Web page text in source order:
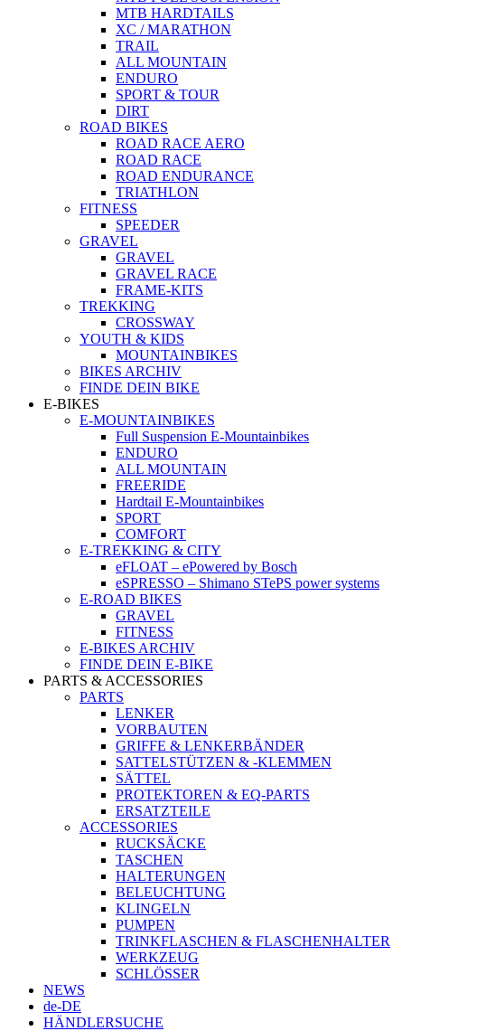
MTB HARDTAILS
XC / MARATHON
TRAIL
ALL MOUNTAIN
ENDURO
SPORT & TOUR
DIRT
ROAD BIKES
ROAD RACE AERO
ROAD RACE
ROAD ENDURANCE
TRIATHLON
FITNESS
SPEEDER
GRAVEL
GRAVEL
GRAVEL RACE
FRAME-KITS
TREKKING
CROSSWAY
YOUTH & KIDS
MOUNTAINBIKES
BIKES ARCHIV
FINDE DEIN BIKE
E-BIKES
E-MOUNTAINBIKES
Full Suspension E-Mountainbikes
ENDURO
ALL MOUNTAIN
FREERIDE
Hardtail E-Mountainbikes
SPORT
COMFORT
E-TREKKING & CITY
eFLOAT – ePowered by Bosch
eSPRESSO – Shimano STePS power systems
E-ROAD BIKES
GRAVEL
FITNESS
E-BIKES ARCHIV
FINDE DEIN E-BIKE
PARTS & ACCESSORIES
PARTS
LENKER
VORBAUTEN
GRIFFE & LENKERBÄNDER
SATTELSTÜTZEN & -KLEMMEN
SÄTTEL
PROTEKTOREN & EQ-PARTS
ERSATZTEILE
ACCESSORIES
RUCKSÄCKE
TASCHEN
HALTERUNGEN
BELEUCHTUNG
KLINGELN
PUMPEN
TRINKFLASCHEN & FLASCHENHALTER
WERKZEUG
SCHLÖSSER
NEWS
de-DE
HÄNDLERSUCHE